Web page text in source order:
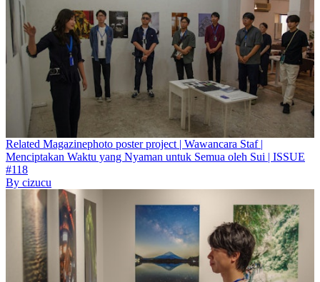
Related Magazinephoto poster project | Wawancara Staf |
Menciptakan Waktu yang Nyaman untuk Semua oleh Sui | ISSUE
#118
By cizucu